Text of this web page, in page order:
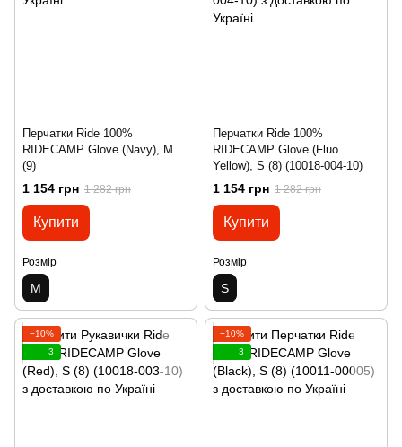
Перчатки Ride 100%
RIDECAMP Glove (Navy), M
(9)
1 154 грн 1 282 грн
Купити
Розмір
M
Перчатки Ride 100%
RIDECAMP Glove (Fluo
Yellow), S (8) (10018-004-10)
1 154 грн 1 282 грн
Купити
Розмір
S
−10%
3
−10%
3